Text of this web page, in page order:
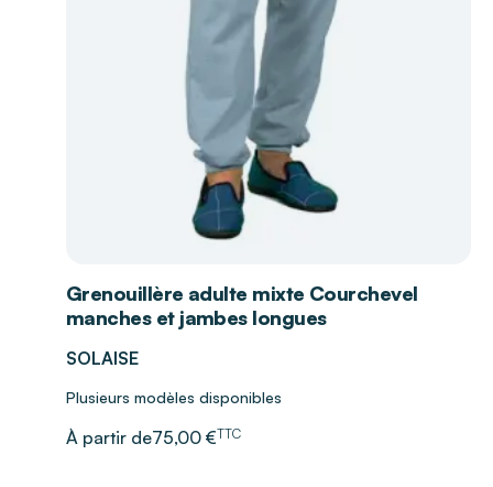
Grenouillère adulte mixte Courchevel
manches et jambes longues
SOLAISE
Plusieurs modèles disponibles
À partir de75,00 €TTC